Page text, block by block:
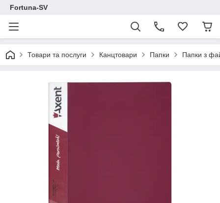
Fortuna-SV
Товари та послуги Канцтовари Папки Папки з